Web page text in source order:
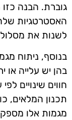
גוברת. הבנה
האסטרטגיות
לשנות את מסלול
בנוסף, ניתוח
בהן יש עלייה או
חווים שינויים
תכנון המלאים,
מגמות אלו